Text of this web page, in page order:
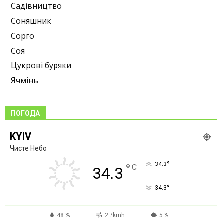
Садівництво
Соняшник
Сорго
Соя
Цукрові буряки
Ячмінь
ПОГОДА
KYIV
Чисте Небо
34.3 ° C 34.3 °
34.3 °
48 % 2.7kmh 5 %